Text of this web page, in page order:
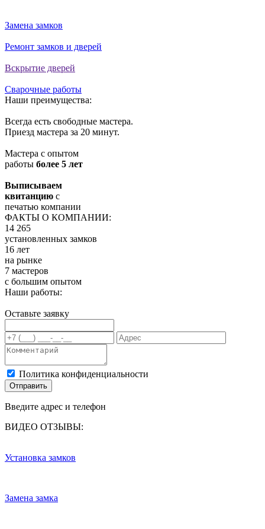
Замена замков
Ремонт замков и дверей
Вскрытие дверей
Сварочные работы
Наши преимущества:
Всегда есть свободные мастера.
Приезд мастера за 20 минут.
Мастера с опытом
работы более 5 лет
Выписываем
квитанцию с
печатью компании
ФАКТЫ О КОМПАНИИ:
14 265
установленных замков
16 лет
на рынке
7 мастеров
с большим опытом
Наши работы:
Оставьте заявку
Политика конфиденциальности
Отправить
Введите адрес и телефон
ВИДЕО ОТЗЫВЫ:
Установка замков
Замена замка